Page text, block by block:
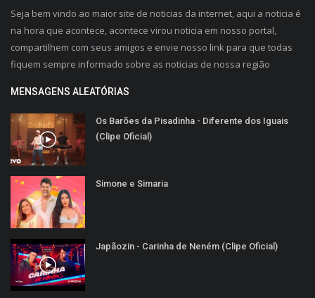
Seja bem vindo ao maior site de noticias da internet, aqui a noticia é
na hora que acontece, acontece virou noticia em nosso portal,
compartilhem com seus amigos e envie nosso link para que todas
fiquem sempre informado sobre as noticias de nossa região
MENSAGENS ALEATÓRIAS
Os Barões da Pisadinha - Diferente dos Iguais
(Clipe Oficial)
Simone e Simaria
Japãozin - Carinha de Neném (Clipe Oficial)